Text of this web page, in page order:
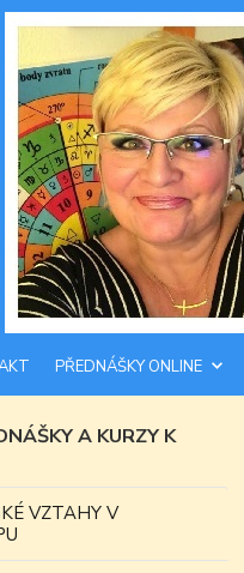
PŘEDNÁŠKY ONLINE
A KURZY K
VZTAHY V